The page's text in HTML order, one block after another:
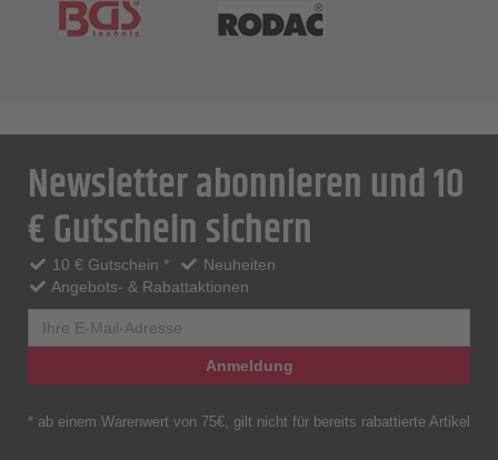
Newsletter abonnieren und 10
€ Gutschein sichern
10 € Gutschein *
Neuheiten
Angebots- & Rabattaktionen
Anmeldung
* ab einem Warenwert von 75€, gilt nicht für bereits rabattierte Artikel